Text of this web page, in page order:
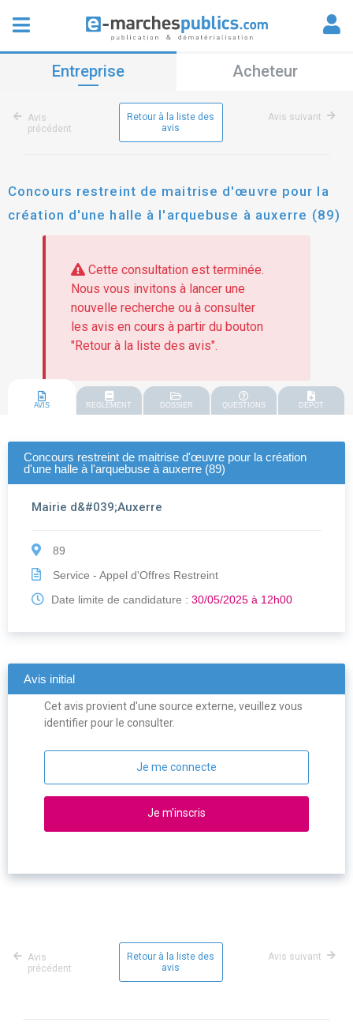
Entreprise Acheteur
Avis
précédent
Retour à la liste des
avis
Avis suivant
Concours restreint de maitrise d'œuvre pour la
création d'une halle à l'arquebuse à auxerre (89)
Cette consultation est terminée.
Nous vous invitons à lancer une
nouvelle recherche ou à consulter
les avis en cours à partir du bouton
"Retour à la liste des avis".
AVIS REGLEMENT DOSSIER QUESTIONS DEPOT
Concours restreint de maitrise d'œuvre pour la création
d'une halle à l'arquebuse à auxerre (89)
Mairie d&#039;Auxerre
89
Service - Appel d'Offres Restreint
Date limite de candidature : 30/05/2025 à 12h00
Avis initial
Cet avis provient d'une source externe, veuillez vous
identifier pour le consulter.
Je me connecte
Je m'inscris
Avis
précédent
Retour à la liste des
avis
Avis suivant